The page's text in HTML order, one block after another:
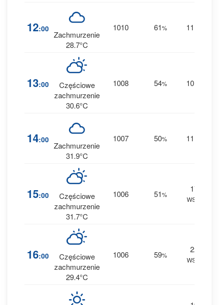
12:00
Zachmurzenie
28.7°C
1010 61% 11
13:00
Częściowe
zachmurzenie
30.6°C
1008 54% 10
14:00
Zachmurzenie
31.9°C
1007 50% 11
15:00
Częściowe
zachmurzenie
31.7°C
1006 51%
17
WSW
16:00
Częściowe
zachmurzenie
29.4°C
1006 59%
22
WSW